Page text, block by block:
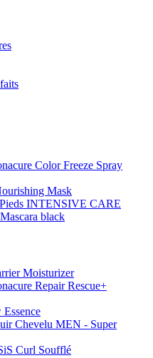
Color Freeze Spray
Mask
INTENSIVE CARE
black
Moisturizer
Repair Rescue+
Chevelu MEN - Super
Curl Soufflé